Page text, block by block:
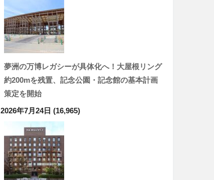
夢洲の万博レガシーが具体化へ！大屋根リング
約200mを残置、記念公園・記念館の基本計画
策定を開始
2026年7月24日 (16,965)